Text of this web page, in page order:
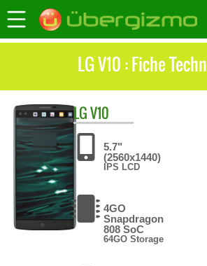
LG V10 : Fiche
LGV10
5.7"
(2560x1440)
IPS LCD
4GO
Snapdragon
808 SoC
64GO Storage